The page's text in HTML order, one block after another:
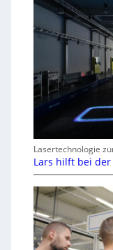
Lasertechnologie
Lars hilft bei